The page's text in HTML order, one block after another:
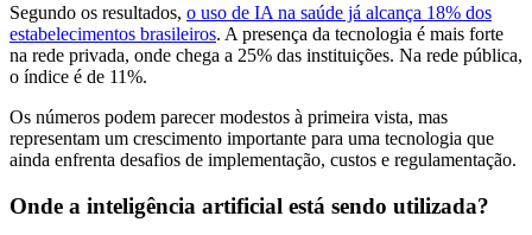
Segundo os resultados, o uso de IA na saúde já alcança 18% dos
estabelecimentos brasileiros. A presença da tecnologia é mais forte
na rede privada, onde chega a 25% das instituições. Na rede pública,
o índice é de 11%.
Os números podem parecer modestos à primeira vista, mas
representam um crescimento importante para uma tecnologia que
ainda enfrenta desafios de implementação, custos e regulamentação.
Onde a inteligência artificial está sendo utilizada?